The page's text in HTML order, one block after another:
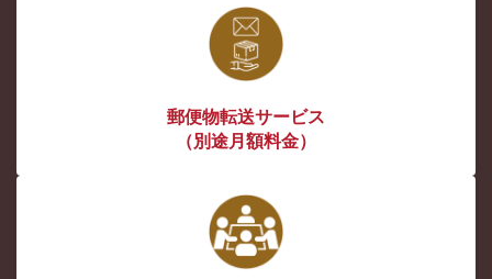
郵便物転送サービス
（別途月額料金）